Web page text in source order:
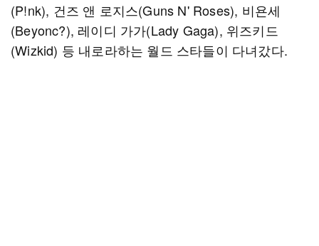
(P!nk), 건즈 앤 로지스(Guns N' Roses), 비욘세
(Beyonc?), 레이디 가가(Lady Gaga), 위즈키드
(Wizkid) 등 내로라하는 월드 스타들이 다녀갔다.